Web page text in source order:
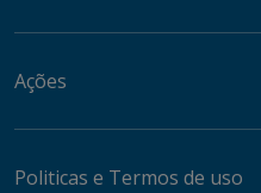
Ações
Politicas e Termos de uso